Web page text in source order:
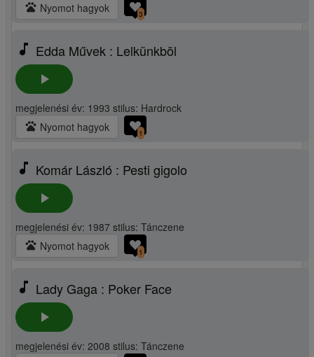
pets Nyomot hagyok 3
music_note Edda Művek : Lelkünkbõl
play_arrow
megjelenési év: 1993 stilus: Hardrock
pets Nyomot hagyok 1
music_note Komár László : Pesti gigolo
play_arrow
megjelenési év: 1987 stilus: Tánczene
pets Nyomot hagyok 1
music_note Lady Gaga : Poker Face
play_arrow
megjelenési év: 2008 stilus: Tánczene